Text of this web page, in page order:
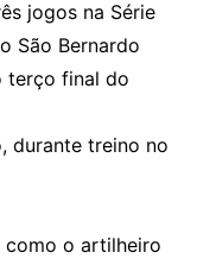
jogos na Série
São Bernardo
terço final do
durante treino no
como o artilheiro